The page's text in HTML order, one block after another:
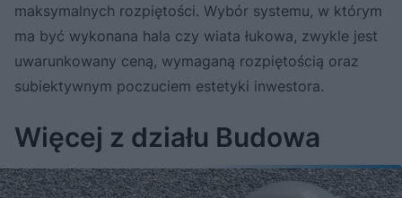
maksymalnych rozpiętości. Wybór systemu, w którym
ma być wykonana hala czy wiata łukowa, zwykle jest
uwarunkowany ceną, wymaganą rozpiętością oraz
subiektywnym poczuciem estetyki inwestora.
Więcej z działu Budowa